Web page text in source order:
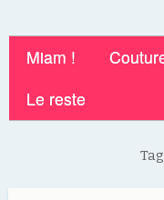
Miam !
Le reste